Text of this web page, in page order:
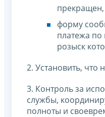
форму
платежа по
розыск
2. Установить, что
3. Контроль за
службы,
полноты и